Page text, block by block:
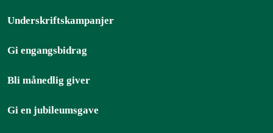
Underskriftskampanjer
Gi engangsbidrag
Bli månedlig giver
Gi en jubileumsgave